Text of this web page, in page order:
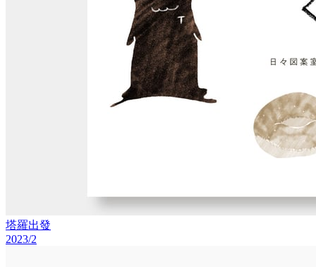
塔羅出發
2023/2